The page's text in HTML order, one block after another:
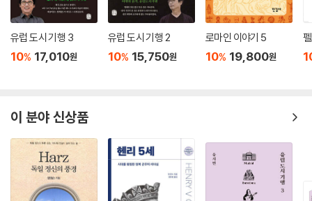
론된다. 특히 막시밀리안 1세는 점성술에 깊은 관심을 보였고 ‘악마’라고
부른 마술 반지를 죽을 때까지 끼고 있었다고 한다. 학구적인 마구스를 합
리적인 사고방식을 추구한 인문주의자로 본다면 이들에 대한 후원은 곧 그
러한 정신적 태도를 지지한 것으로서 긍정적으로 볼 수 있지만, 내심 그들
많았다고 하니 마술이 출세의 수단으로 쓰인 것도 분명해 보인다. 또한 마
술은 그 도움을 받으려는 보통 사람들에게도 의미가 있었을 것이다. 신앙
과 믿음은, 아무런 근거 없는 비합리적인 믿음이라고 하더라도 그것을 지
닌 자에게는 어떤 효과가 있을 것이다.
자연을 변용해온 인류사의 귀결은 어디인가
유럽 도시 기행 3
10% 17,010원
유럽 도시 기행 2
10% 15,750원
로마인 이야기 5
10% 19,800원
이 분야 신상품